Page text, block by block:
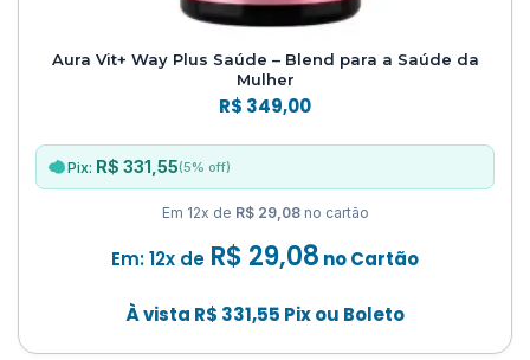
Aura Vit+ Way Plus Saúde – Blend para a Saúde da
Mulher
R$ 349,00
Pix: R$ 331,55(5% off)
Em 12x de R$ 29,08no cartão
Em: 12x de R$ 29,08 no Cartão
À vista R$ 331,55 Pix ou Boleto